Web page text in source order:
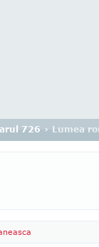
726 › Lumea